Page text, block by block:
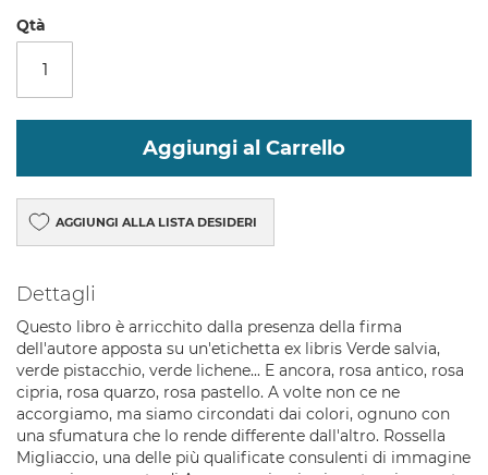
Qtà
Aggiungi al Carrello
AGGIUNGI ALLA LISTA DESIDERI
Dettagli
Questo libro è arricchito dalla presenza della firma
dell'autore apposta su un'etichetta ex libris Verde salvia,
verde pistacchio, verde lichene... E ancora, rosa antico, rosa
cipria, rosa quarzo, rosa pastello. A volte non ce ne
accorgiamo, ma siamo circondati dai colori, ognuno con
una sfumatura che lo rende differente dall'altro. Rossella
Migliaccio, una delle più qualificate consulenti di immagine